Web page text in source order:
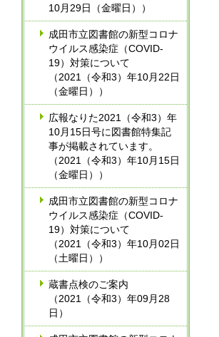
10月29日（金曜日））
成田市立図書館の新型コロナ
ウイルス感染症（COVID-
19）対策について
（2021（令和3）年10月22日
（金曜日））
広報なりた2021（令和3）年
10月15日号に図書館特集記
事が掲載されています。
（2021（令和3）年10月15日
（金曜日））
成田市立図書館の新型コロナ
ウイルス感染症（COVID-
19）対策について
（2021（令和3）年10月02日
（土曜日））
蔵書点検のご案内
（2021（令和3）年09月28
日）